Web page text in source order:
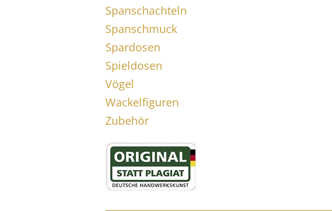
Spanschachteln
Spanschmuck
Spardosen
Spieldosen
Vögel
Wackelfiguren
Zubehör